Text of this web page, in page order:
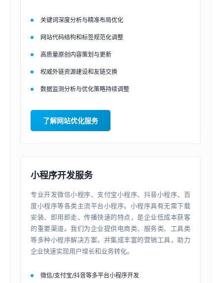
关键词深度分析与精准布局优化
网站代码结构和标签规范化调整
高质量原创内容策划与更新
权威外链资源建设和友链交换
数据监测分析与优化策略持续调整
了解网站优化服务
小程序开发服务
专业开发微信小程序、支付宝小程序、抖音小程序、百
度小程序等各类主流平台小程序。小程序具有无需下载
安装、即用即走、传播快速的特点，是企业低成本获客
的重要渠道。我们为企业提供电商类、服务类、工具类
等多种小程序解决方案，并集成丰富的营销工具，助力
企业快速实现用户增长和业务转化。
微信/支付宝/抖音等多平台小程序开发